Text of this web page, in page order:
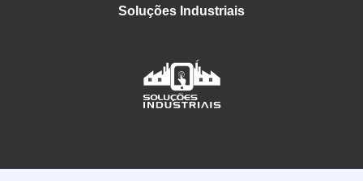
Soluções Industriais